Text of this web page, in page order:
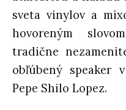
sveta vinylov a
hovoreným
tradične
obľúbený speaker
Pepe Shilo Lopez.